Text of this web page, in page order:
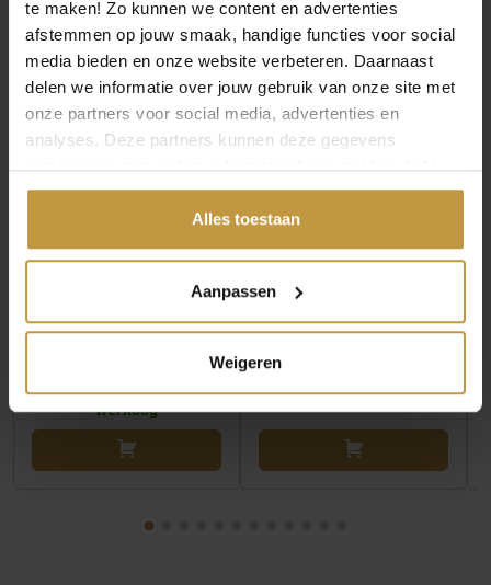
te maken! Zo kunnen we content en advertenties
afstemmen op jouw smaak, handige functies voor social
media bieden en onze website verbeteren. Daarnaast
delen we informatie over jouw gebruik van onze site met
onze partners voor social media, advertenties en
analyses. Deze partners kunnen deze gegevens
combineren met andere informatie die je met hen hebt
gedeeld of die ze hebben verzameld via jouw gebruik van
Alles toestaan
Aanpassen
Weigeren
MEER VAN SPARKLING JEWELS
SPARKLING JEWELS
HANGER FLOW MILKY
BLUE JADE VERGULD
Direct leverbaar, 1
werkdag
SPARKLING JEWELS
HANGER MEDIUM
OVAL TURQUOISE
Levertijd: 4-5 werkdagen